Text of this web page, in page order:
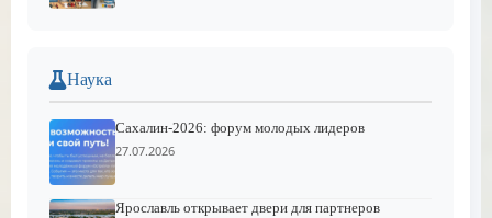
Наука
Сахалин-2026: форум молодых лидеров
27.07.2026
Ярославль открывает двери для партнеров